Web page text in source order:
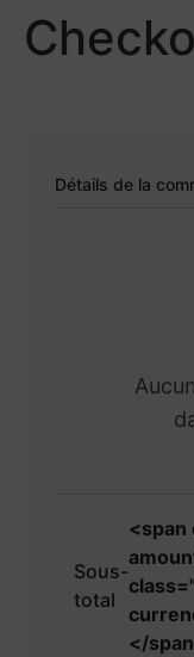
Détails de la
Sous-
total
<span
</